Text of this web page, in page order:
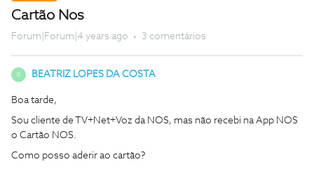
Cartão Nos
Forum|Forum|4 years ago 3 comentários
B BEATRIZ LOPES DA COSTA
Boa tarde,
Sou cliente de TV+Net+Voz da NOS, mas não recebi na App NOS
o Cartão NOS.
Como posso aderir ao cartão?